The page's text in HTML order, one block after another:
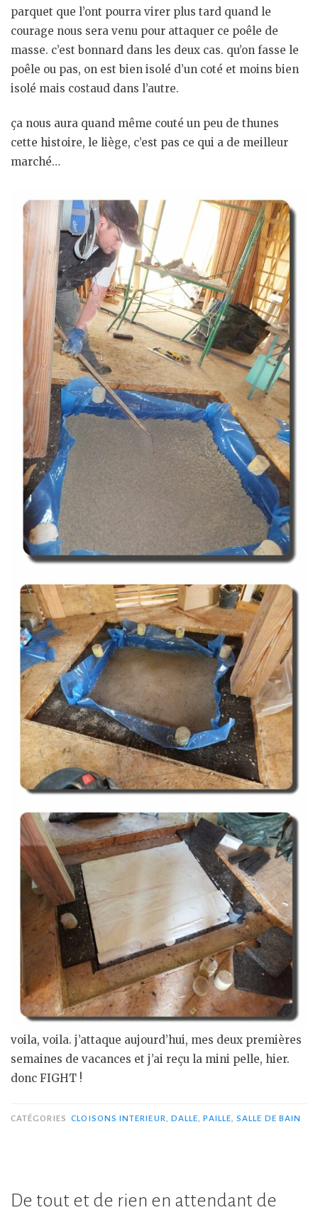
parquet que l’ont pourra virer plus tard quand le
courage nous sera venu pour attaquer ce poêle de
masse. c’est bonnard dans les deux cas. qu’on fasse le
poêle ou pas, on est bien isolé d’un coté et moins bien
isolé mais costaud dans l’autre.
ça nous aura quand même couté un peu de thunes
cette histoire, le liège, c’est pas ce qui a de meilleur
marché…
voila, voila. j’attaque aujourd’hui, mes deux premières
semaines de vacances et j’ai reçu la mini pelle, hier.
donc FIGHT !
CATÉGORIES CLOISONS INTERIEUR, DALLE,PAILLE,SALLE DE BAIN
De tout et de rien en attendant de